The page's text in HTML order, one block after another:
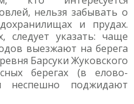
нельзя забывать о
и прудах.
следует указать: чаще
выезжают на берега
Барсуки Жуковского
берегах (в елово-
неспешно поджидают